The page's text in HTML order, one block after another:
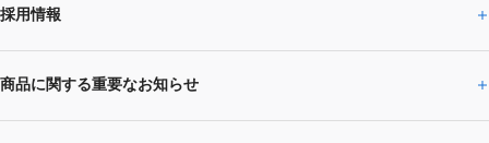
IRライブラリー
株主・投資家サポート
CEOサステナビリティ
環境
SUBARUらしさトップ
SUBARUびと
採用情報
採用情報トップ
商品に関する重要なお知らせ